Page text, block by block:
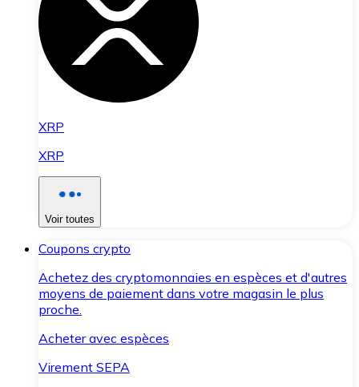
XRP
XRP
Voir toutes
Coupons crypto
Achetez des cryptomonnaies en espèces et d'autres
moyens de paiement dans votre magasin le plus
proche.
Acheter avec espèces
Virement SEPA